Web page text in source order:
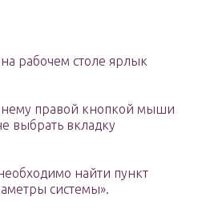
рабочем столе ярлык
нему правой кнопкой мыши
выбрать вкладку
найти пункт
системы».